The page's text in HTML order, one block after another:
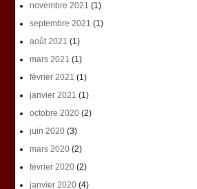
novembre 2021 (1)
septembre 2021 (1)
août 2021 (1)
mars 2021 (1)
février 2021 (1)
janvier 2021 (1)
octobre 2020(2)
juin 2020(3)
mars 2020(2)
février 2020(2)
janvier 2020(4)